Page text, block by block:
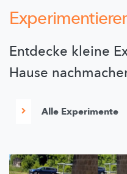
Entdecke kleine
Hause
Alle Experimente